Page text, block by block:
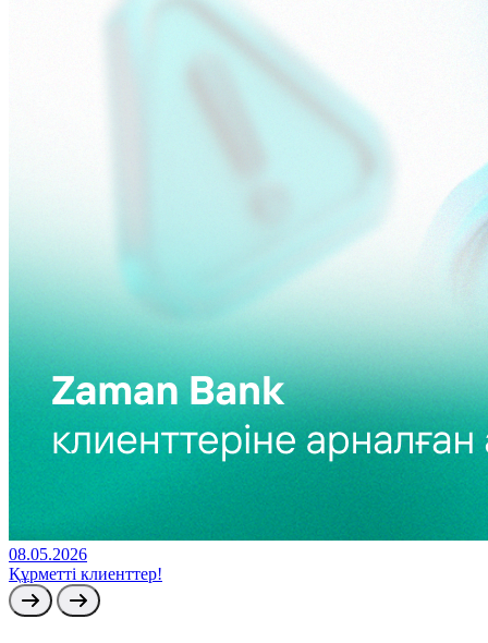
08.05.2026
Құрметті клиенттер!